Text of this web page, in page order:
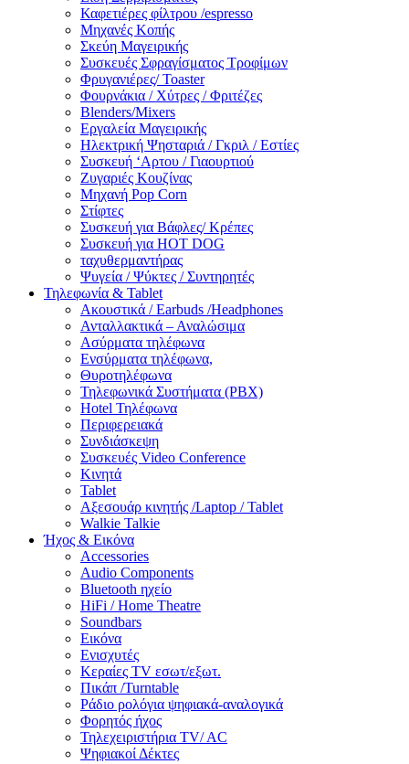
Καφετιέρες φίλτρου /espresso
Μηχανές Κοπής
Σκεύη Μαγειρικής
Συσκευές Σφραγίσματος Τροφίμων
Φρυγανιέρες/ Toaster
Φουρνάκια / Χύτρες / Φριτέζες
Blenders/Mixers
Εργαλεία Μαγειρικής
Ηλεκτρική Ψησταριά / Γκριλ / Eστίες
Συσκευή ‘Αρτου / Γιαουρτιού
Ζυγαριές Κουζίνας
Μηχανή Pop Corn
Στίφτες
Συσκευή για Βάφλες/ Κρέπες
Συσκευή για HOT DOG
ταχυθερμαντήρας
Ψυγεία / Ψύκτες / Συντηρητές
Τηλεφωνία & Tablet
Ακουστικά / Earbuds /Headphones
Ανταλλακτικά – Αναλώσιμα
Ασύρματα τηλέφωνα
Ενσύρματα τηλέφωνα,
Θυροτηλέφωνα
Τηλεφωνικά Συστήματα (PBX)
Hotel Τηλέφωνα
Περιφερειακά
Συνδιάσκεψη
Συσκευές Video Conference
Κινητά
Tablet
Αξεσουάρ κινητής /Laptop / Tablet
Walkie Talkie
Ήχος & Εικόνα
Accessories
Audio Components
Bluetooth ηχείο
HiFi / Home Theatre
Soundbars
Εικόνα
Ενισχυτές
Κεραίες TV εσωτ/εξωτ.
Πικάπ /Turntable
Ράδιο ρολόγια ψηφιακά-αναλογικά
Φορητός ήχος
Τηλεχειριστήρια TV/ AC
Ψηφιακοί Δέκτες